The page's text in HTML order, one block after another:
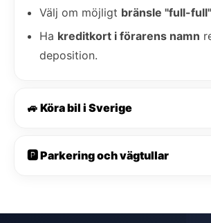
Välj om möjligt bränsle "full-full"
Ha kreditkort i förarens namn
deposition.
🚙 Köra bil i Sverige
🅿️ Parkering och vägtullar